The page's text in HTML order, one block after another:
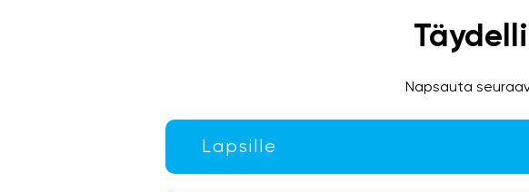
Napsauta
Lapsille